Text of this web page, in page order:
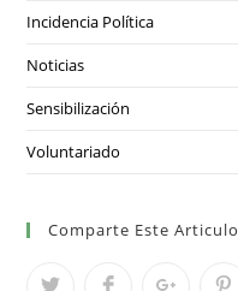
Incidencia Política
Noticias
Sensibilización
Voluntariado
Comparte Este Articulo